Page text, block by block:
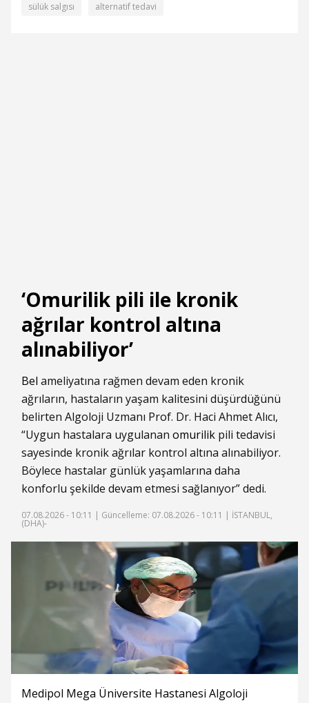
sülük salgısı alternatif tedavi
‘Omurilik pili ile kronik
ağrılar kontrol altına
alınabiliyor’
Bel ameliyatına rağmen devam eden kronik
ağrıların, hastaların yaşam kalitesini düşürdüğünü
belirten Algoloji Uzmanı Prof. Dr. Haci Ahmet Alıcı,
“Uygun hastalara uygulanan omurilik pili tedavisi
sayesinde kronik ağrılar kontrol altına alınabiliyor.
Böylece hastalar günlük yaşamlarına daha
konforlu şekilde devam etmesi sağlanıyor” dedi.
07.08.2026 - 10:11 | Güncelleme: 07.08.2026 - 10:11 | İSTANBUL,
(DHA)-
Medipol Mega Üniversite Hastanesi Algoloji